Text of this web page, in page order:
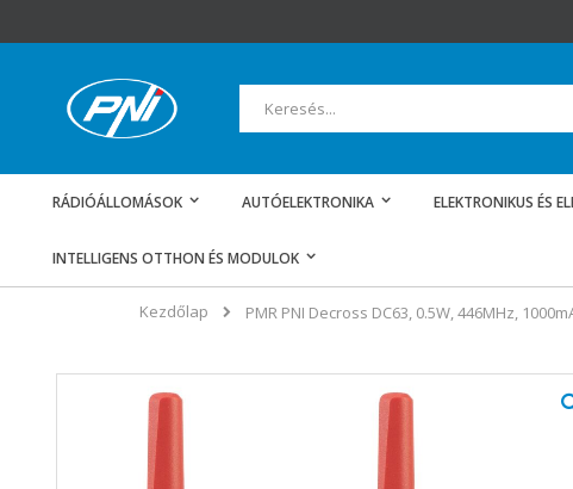
a
RÁDIÓÁLLOMÁSOK AUTÓELEKTRONIKA ELEKTRONIKUS ÉS
INTELLIGENS OTTHON ÉS MODULOK
Kezdőlap PMR PNI Decross DC63, 0.5W, 446MHz,